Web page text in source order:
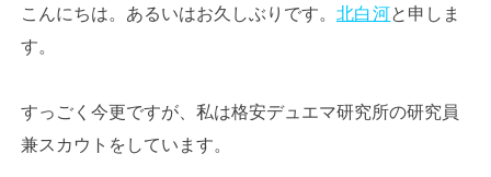
こんにちは。あるいはお久しぶりです。 北白河と申しま
す。
すっごく今更ですが、私は格安デュエマ研究所の研究員
兼スカウトをしています。